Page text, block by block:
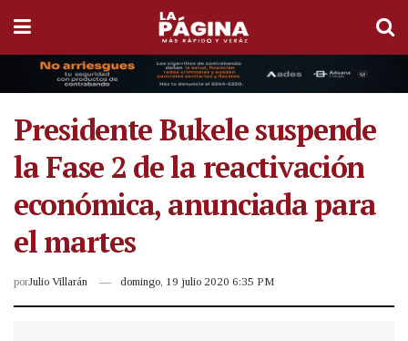
Presidente Bukele suspende
la Fase 2 de la reactivación
económica, anunciada para
el martes
porJulio Villarán domingo, 19 julio 2020 6:35 PM